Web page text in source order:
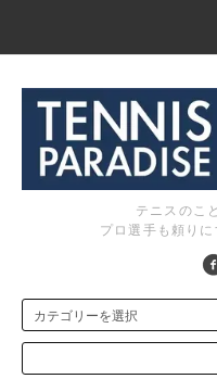
テニスのこ
プロ選手も頼り